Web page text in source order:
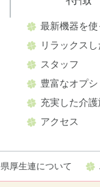
最新機器を使
リラックス
スタッフ
豊富なオプシ
充実した介護
アクセス
厚生連について